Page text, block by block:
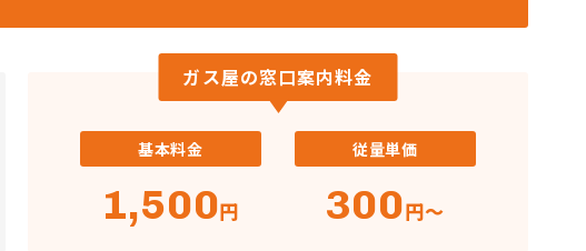
ガス屋の窓口案内料金
基本料金
1,500円
従量単価
300円～